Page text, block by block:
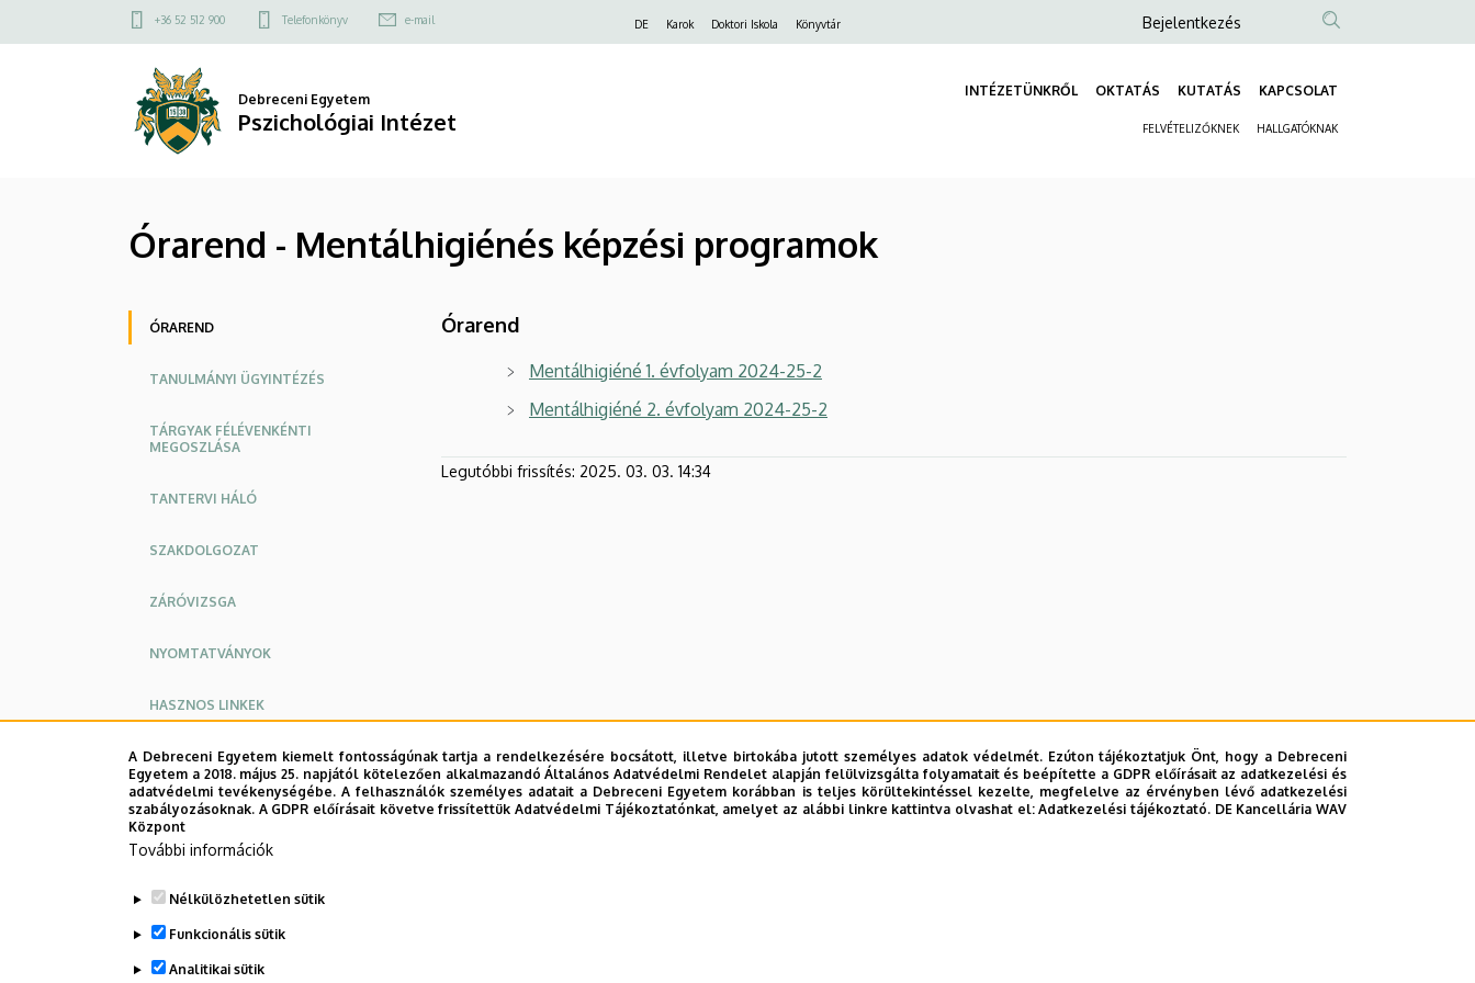
Órarend
Mentálhigiénés
a
Felső
menü
+36 52 512 900 Telefonkönyv e-mail DE Karok Doktori Iskola Könyvtár
Anonim
fiók
menüje
Bejelentkezés
Debreceni Egyetem
Pszichológiai Intézet
INTÉZETÜNKRŐL OKTATÁS KUTATÁS KAPCSOLAT
FELVÉTELIZŐKNEK HALLGATÓKNAK
Órarend - Mentálhigiénés képzési programok
Oldalmenü
ÓRAREND
TANULMÁNYI ÜGYINTÉZÉS
TÁRGYAK FÉLÉVENKÉNTI
MEGOSZLÁSA
TANTERVI HÁLÓ
SZAKDOLGOZAT
ZÁRÓVIZSGA
NYOMTATVÁNYOK
HASZNOS LINKEK
TANULMÁNY- ÉS FÉLÉVKEZDÉSI
INFORMÁCIÓK
Órarend
Mentálhigiéné 1. évfolyam 2024-25-2
Mentálhigiéné 2. évfolyam 2024-25-2
Legutóbbi frissítés: 2025. 03. 03. 14:34
A Debreceni Egyetem kiemelt fontosságúnak tartja a rendelkezésére bocsátott, illetve birtokába jutott személyes adatok védelmét. Ezúton tájékoztatjuk Önt, hogy a Debreceni
Egyetem a 2018. május 25. napjától kötelezően alkalmazandó Általános Adatvédelmi Rendelet alapján felülvizsgálta folyamatait és beépítette a GDPR előírásait az adatkezelési és
adatvédelmi tevékenységébe. A felhasználók személyes adatait a Debreceni Egyetem korábban is teljes körültekintéssel kezelte, megfelelve az érvényben lévő adatkezelési
szabályozásoknak. A GDPR előírásait követve frissítettük Adatvédelmi Tájékoztatónkat, amelyet az alábbi linkre kattintva olvashat el:Adatkezelési tájékoztató. DE Kancellária WAV
Központ
További információk
Nélkülözhetetlen sütik
Funkcionális sütik
Analitikai sütik